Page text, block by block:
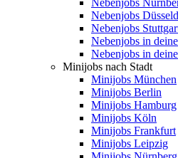
Nebenjobs
Nebenjobs
Nebenjobs
Nebenjobs in
Nebenjobs in
Minijobs nach Stadt
Minijobs München
Minijobs Berlin
Minijobs Hamburg
Minijobs Köln
Minijobs Frankfurt
Minijobs Leipzig